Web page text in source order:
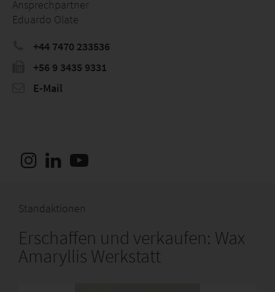
Ansprechpartner
Eduardo Olate
+44 7470 233536
‭+56 9 3435 9331‬
E-Mail
Standaktionen
Erschaffen und verkaufen: Wax
Amaryllis Werkstatt